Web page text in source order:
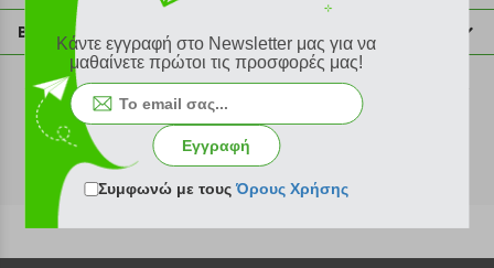
info@plus4u.gr
Η εταιρία
Σημεία παραλαβής
Ευκαιρίες καριέρας
Όροι χρήσης
Sitemap
Βοήθεια
Εξέλιξη παραγγελίας
Τρόποι παραγγελίας
Τρόποι πληρωμής
Τρόποι αποστολής
Πολιτική επιστροφών
Τεχνική υποστήριξη
©2026 Plus4u.gr
Κάντε εγγραφή στο Newsletter μας για να
μαθαίνετε πρώτοι τις προσφορές μας!
Εγγραφή
Συμφωνώ με τουςΌρους Χρήσης